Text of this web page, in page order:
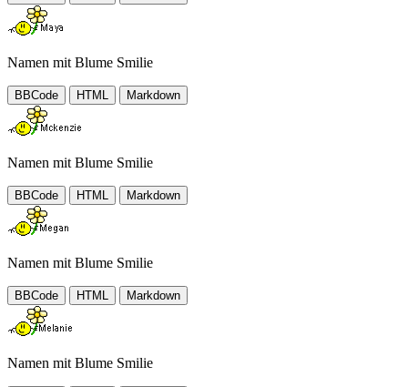
Namen mit Blume Smilie
BBCode HTML Markdown
Namen mit Blume Smilie
BBCode HTML Markdown
Namen mit Blume Smilie
BBCode HTML Markdown
Namen mit Blume Smilie